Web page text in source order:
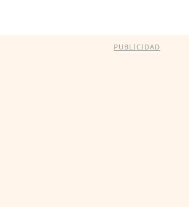
PUBLICIDAD